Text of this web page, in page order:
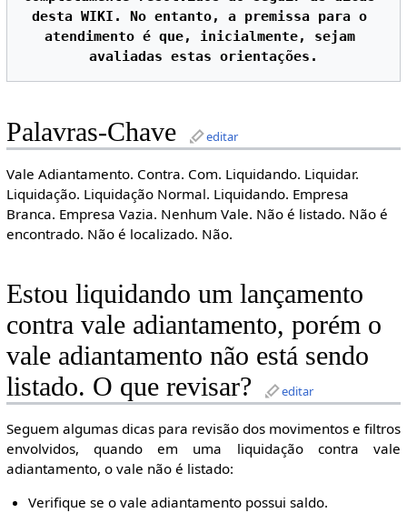
desta WIKI. No entanto, a premissa para o
atendimento é que, inicialmente, sejam
Palavras-Chave editar
Vale Adiantamento. Contra. Com. Liquidando. Liquidar.
Liquidação. Liquidação Normal. Liquidando. Empresa
Branca. Empresa Vazia. Nenhum Vale. Não é listado. Não é
encontrado. Não é localizado. Não.
Estou liquidando um lançamento
contra vale adiantamento, porém o
vale adiantamento não está sendo
listado. O que revisar?
editar
Seguem algumas dicas para revisão dos movimentos e filtros
envolvidos, quando em uma liquidação contra vale
adiantamento, o vale não é listado:
Verifique se o vale adiantamento possui saldo.